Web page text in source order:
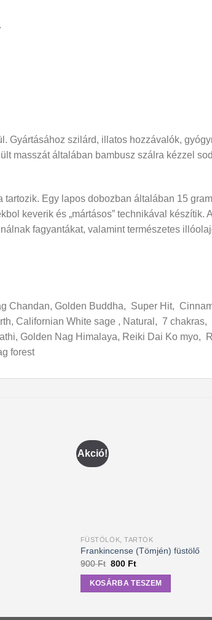
Gyártásához szilárd, illatos hozzávalók,
masszát általában bambusz szálra kézzel
Egy lapos dobozban általában 15
keverik és „mártásos” technikával készítik.
fagyantákat, valamint természetes
Chandan, Golden Buddha, Super Hit,
Californian White sage , Natural, 7
Golden Nag Himalaya, Reiki Dai Ko myo,
forest
Akció!
FÜSTÖLŐK, TARTÓK
Frankincense (Tömjén) füstölő
900Ft Original
was:
900 Ft.
800 FtCurrent
is:
800 Ft.
KOSÁRBA TESZEM